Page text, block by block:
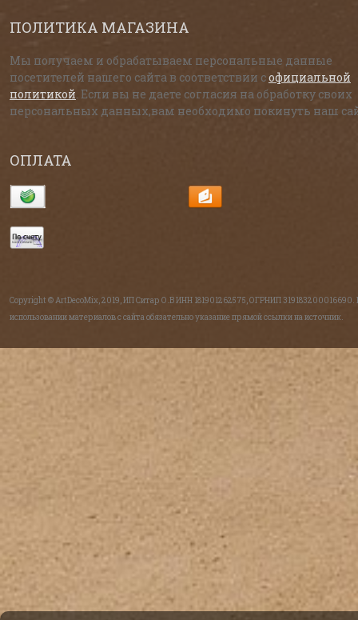
ПОЛИТИКА МАГАЗИНА
Мы получаем и обрабатываем персональные данные
посетителей нашего сайта в соответствии софициальной
политикой . Если вы не даете согласия на обработку своих
персональных данных,вам необходимо покинуть наш
ОПЛАТА
Copyright © ArtDecoMix, 2019, ИП Ситар О.В ИНН 181901262575, ОГРНИП 319183200016690.
использовании материалов с сайта обязательно указание прямой ссылки на источник.